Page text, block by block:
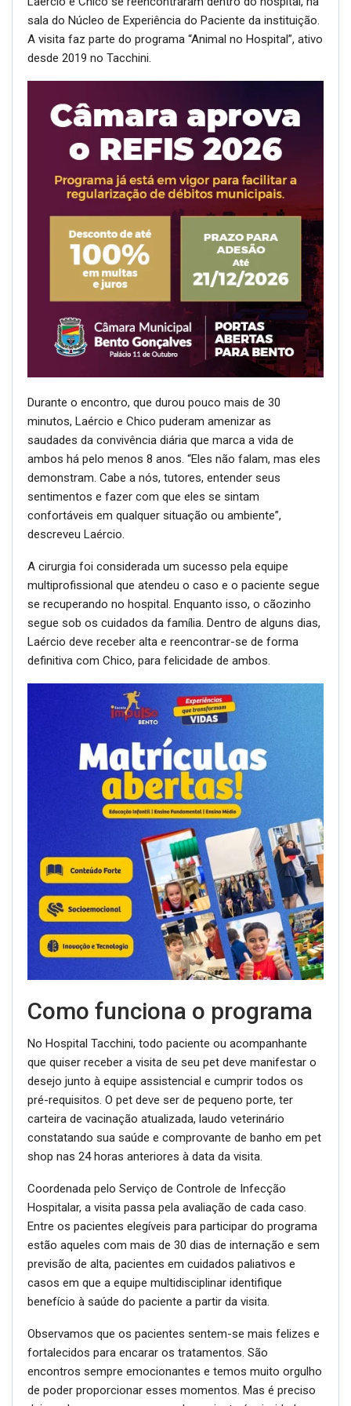
sala do Núcleo de Experiência do Paciente da instituição.
A visita faz parte do programa “Animal no Hospital”, ativo
desde 2019 no Tacchini.
Durante o encontro, que durou pouco mais de 30
minutos, Laércio e Chico puderam amenizar as
saudades da convivência diária que marca a vida de
ambos há pelo menos 8 anos. “Eles não falam, mas eles
demonstram. Cabe a nós, tutores, entender seus
sentimentos e fazer com que eles se sintam
confortáveis em qualquer situação ou ambiente”,
descreveu Laércio.
A cirurgia foi considerada um sucesso pela equipe
multiprofissional que atendeu o caso e o paciente segue
se recuperando no hospital. Enquanto isso, o cãozinho
segue sob os cuidados da família. Dentro de alguns dias,
Laércio deve receber alta e reencontrar-se de forma
definitiva com Chico, para felicidade de ambos.
Como funciona o programa
No Hospital Tacchini, todo paciente ou acompanhante
que quiser receber a visita de seu pet deve manifestar o
desejo junto à equipe assistencial e cumprir todos os
pré-requisitos. O pet deve ser de pequeno porte, ter
carteira de vacinação atualizada, laudo veterinário
constatando sua saúde e comprovante de banho em pet
shop nas 24 horas anteriores à data da visita.
Coordenada pelo Serviço de Controle de Infecção
Hospitalar, a visita passa pela avaliação de cada caso.
Entre os pacientes elegíveis para participar do programa
estão aqueles com mais de 30 dias de internação e sem
previsão de alta, pacientes em cuidados paliativos e
casos em que a equipe multidisciplinar identifique
benefício à saúde do paciente a partir da visita.
Observamos que os pacientes sentem-se mais felizes e
fortalecidos para encarar os tratamentos. São
encontros sempre emocionantes e temos muito orgulho
de poder proporcionar esses momentos. Mas é preciso